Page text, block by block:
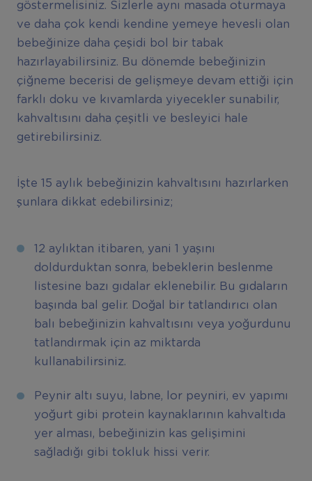
göstermelisiniz. Sizlerle aynı masada oturmaya
ve daha çok kendi kendine yemeye hevesli olan
bebeğinize daha çeşidi bol bir tabak
hazırlayabilirsiniz. Bu dönemde bebeğinizin
çiğneme becerisi de gelişmeye devam ettiği için
farklı doku ve kıvamlarda yiyecekler sunabilir,
kahvaltısını daha çeşitli ve besleyici hale
getirebilirsiniz.
İşte 15 aylık bebeğinizin kahvaltısını hazırlarken
şunlara dikkat edebilirsiniz;
12 aylıktan itibaren, yani 1 yaşını
doldurduktan sonra, bebeklerin beslenme
listesine bazı gıdalar eklenebilir. Bu gıdaların
başında bal gelir. Doğal bir tatlandırıcı olan
balı bebeğinizin kahvaltısını veya yoğurdunu
tatlandırmak için az miktarda
kullanabilirsiniz.
Peynir altı suyu, labne, lor peyniri, ev yapımı
yoğurt gibi protein kaynaklarının kahvaltıda
yer alması, bebeğinizin kas gelişimini
sağladığı gibi tokluk hissi verir.